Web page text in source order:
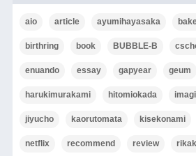
aio article ayumihayasaka
birthring book BUBBLE-B
enuando essay gapyear geum
harukimurakami hitomiokada
jiyucho kaorutomata kisekonami
netflix recommend review